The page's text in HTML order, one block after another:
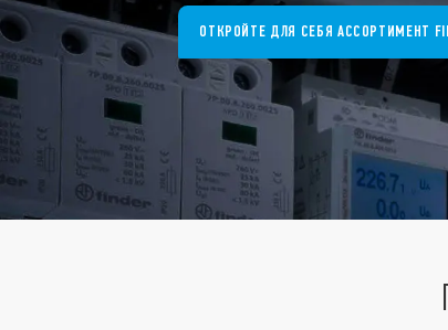
ОТКРОЙТЕ ДЛЯ СЕБЯ АССОРТИМЕНТ